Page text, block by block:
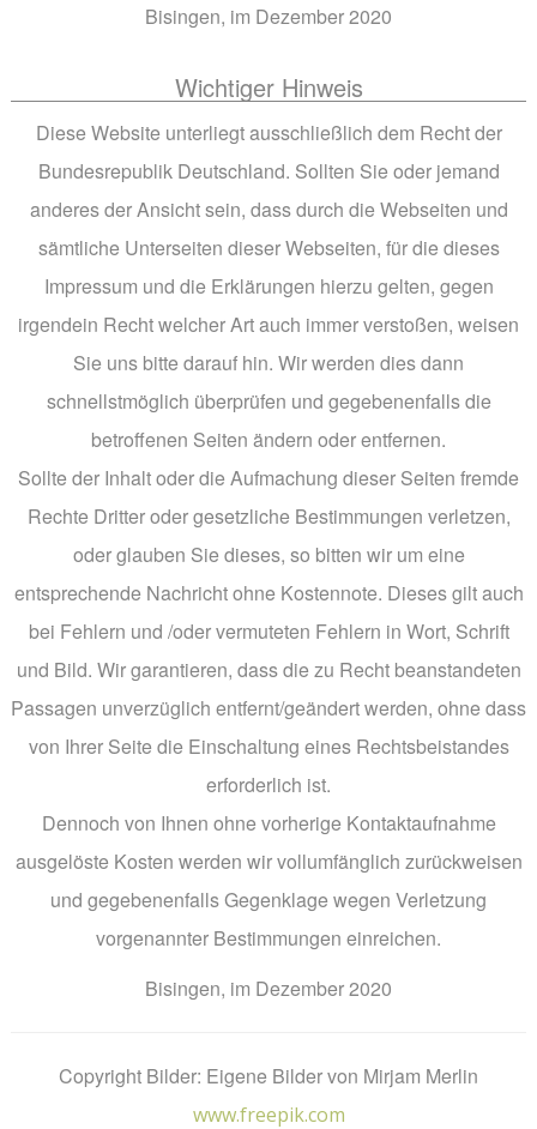
Bisingen, im Dezember 2020
Wichtiger Hinweis
Diese Website unterliegt ausschließlich dem Recht der
Bundesrepublik Deutschland. Sollten Sie oder jemand
anderes der Ansicht sein, dass durch die Webseiten und
sämtliche Unterseiten dieser Webseiten, für die dieses
Impressum und die Erklärungen hierzu gelten, gegen
irgendein Recht welcher Art auch immer verstoßen, weisen
Sie uns bitte darauf hin. Wir werden dies dann
schnellstmöglich überprüfen und gegebenenfalls die
betroffenen Seiten ändern oder entfernen.
Sollte der Inhalt oder die Aufmachung dieser Seiten fremde
Rechte Dritter oder gesetzliche Bestimmungen verletzen,
oder glauben Sie dieses, so bitten wir um eine
entsprechende Nachricht ohne Kostennote. Dieses gilt auch
bei Fehlern und /oder vermuteten Fehlern in Wort, Schrift
und Bild. Wir garantieren, dass die zu Recht beanstandeten
Passagen unverzüglich entfernt/geändert werden, ohne dass
von Ihrer Seite die Einschaltung eines Rechtsbeistandes
erforderlich ist.
Dennoch von Ihnen ohne vorherige Kontaktaufnahme
ausgelöste Kosten werden wir vollumfänglich zurückweisen
und gegebenenfalls Gegenklage wegen Verletzung
vorgenannter Bestimmungen einreichen.
Bisingen, im Dezember 2020
Copyright Bilder: Eigene Bilder von Mirjam Merlin
www.freepik.com